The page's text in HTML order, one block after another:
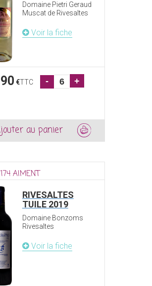
Domaine Pietri Geraud
Muscat de Rivesaltes
Voir la fiche
€TTC - +
au panier
174 AIMENT
RIVESALTES
TUILE 2019
Domaine Bonzoms
Rivesaltes
Voir la fiche